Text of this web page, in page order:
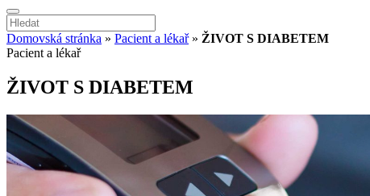
Domovská stránka » Pacient a lékař» ŽIVOT S DIABETEM
Pacient a lékař
ŽIVOT S DIABETEM